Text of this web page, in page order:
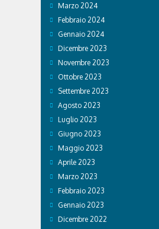
Marzo 2024
Febbraio 2024
Gennaio 2024
Dicembre 2023
Novembre 2023
Ottobre 2023
Settembre 2023
Agosto 2023
Luglio 2023
Giugno 2023
Maggio 2023
Aprile 2023
Marzo 2023
Febbraio 2023
Gennaio 2023
Dicembre 2022